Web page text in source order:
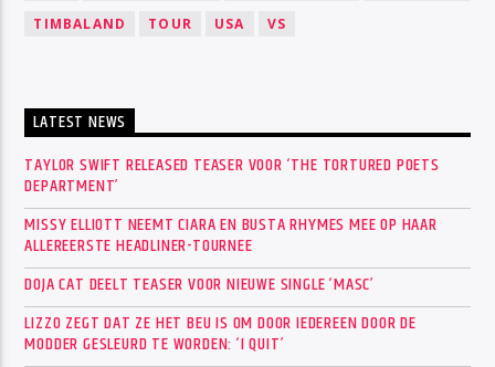
TIMBALAND
TOUR USA VS
LATEST NEWS
TAYLOR SWIFT RELEASED TEASER VOOR ‘THE TORTURED POETS
DEPARTMENT’
MISSY ELLIOTT NEEMT CIARA EN BUSTA RHYMES MEE OP HAAR
ALLEREERSTE HEADLINER-TOURNEE
DOJA CAT DEELT TEASER VOOR NIEUWE SINGLE ‘MASC’
LIZZO ZEGT DAT ZE HET BEU IS OM DOOR IEDEREEN DOOR DE
MODDER GESLEURD TE WORDEN: ‘I QUIT’